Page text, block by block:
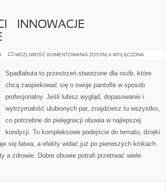
– INNOWACJE
MOŻLIWOŚĆ KOMENTOWANIA BUTY
INNOWACJE
TECHNOLOGICZNE
ZOSTAŁA WYŁĄCZONA
Spadlabuta to przestrzeń stworzone dla osób, które
chcą zaopiekować się o swoje pantofle w sposób
profesjonalny. Jeśli lubisz wygląd, dopasowanie i
wytrzymałość ulubionych par, znajdziesz tu wszystko,
co potrzebne do pielęgnacji obuwia w najlepszej
kondycji. To kompleksowe podejście do tematu, dzięki
się łatwa, a efekty widać już po pierwszych krokach.
a zdrowie. Dobre obuwie potrafi przetrwać wiele